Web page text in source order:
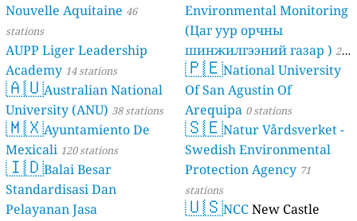
Nouvelle Aquitaine 46
stations
AUPP Liger Leadership
Academy 14 stations
🇦🇺Australian National
University (ANU) 38 stations
🇲🇽Ayuntamiento De
Mexicali 120 stations
🇮🇩Balai Besar
Standardisasi Dan
Pelayanan Jasa
Environmental Monitoring
(Цаг уур орчны
шинжилгээний газар ) 21
stations
🇵🇪National University
Of San Agustin Of
Arequipa 0 stations
🇸🇪Natur Vårdsverket -
Swedish Environmental
Protection Agency 71
stations
🇺🇸NCCNew Castle